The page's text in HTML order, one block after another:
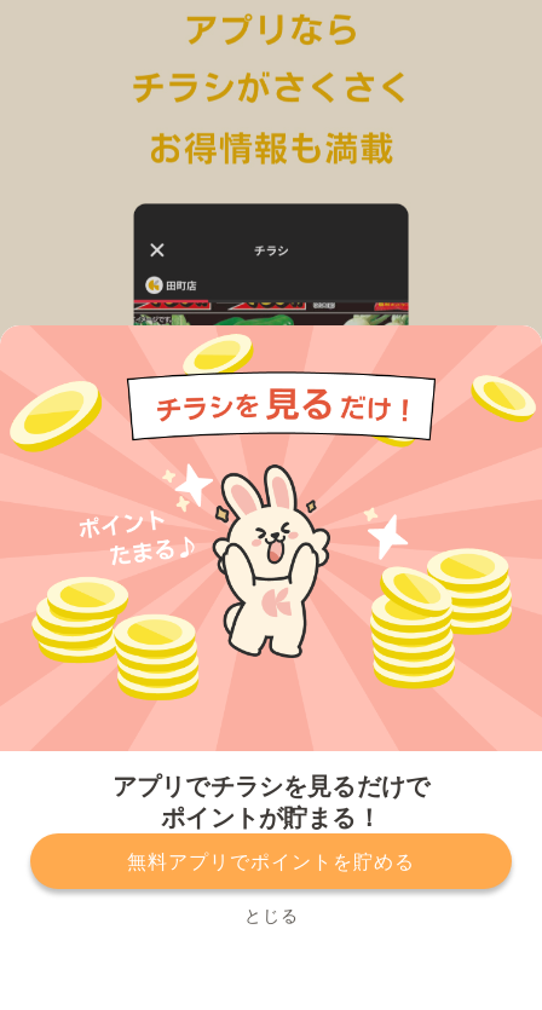
アプリでチラシを見るだけで
ポイントが貯まる！
無料アプリでポイントを貯める
とじる
プライバシーポリシー 利用規約
運営会社
サービスに関してのお問い合わせ